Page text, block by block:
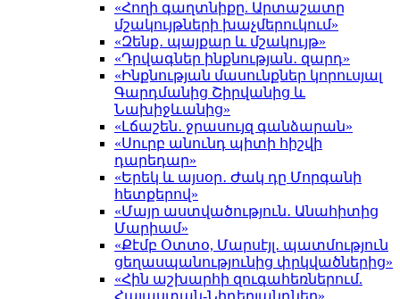
«Հողի գաղտնիքը. Արտաշատը
մշակույթների խաչմերուկում»
«Զենք․ պայքար և մշակույթ»
«Դրվագներ ինքնության․ զարդ»
«Ինքնության մասունքներ կորուսյալ
Գարդմանից Շիրվանից և
Նախիջևանից»
«Լճաշեն․ ջրասույզ գանձարան»
«Սուրբ անունդ պիտի հիշվի
դարեդար»
«Երեկ և այսօր․ Ժակ դը Մորգանի
հետքերով»
«Մայր աստվածություն․ Անահիտից
Մարիամ»
«Քէմբ Օտտօ, Մարսէյլ․ պատմություն
ցեղասպանությունից փրկվածներից»
«Հին աշխարհի զուգահեռներում.
Հայաստան-Նիդերլանդներ»